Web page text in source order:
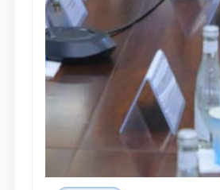
yuborish